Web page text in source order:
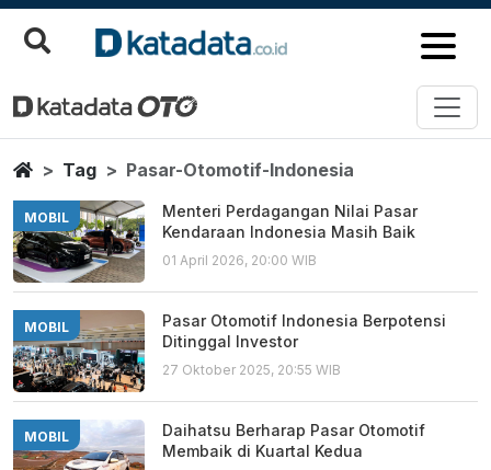
Pasar Otomotif Indonesia
Berita Terbaru
HomeTag Pasar-Otomotif-Indonesia
MOBIL
Menteri Perdagangan Nilai Pasar
Kendaraan Indonesia Masih Baik
01 April 2026, 20:00 WIB
MOBIL
Pasar Otomotif Indonesia Berpotensi
Ditinggal Investor
27 Oktober 2025, 20:55 WIB
MOBIL
Daihatsu Berharap Pasar Otomotif
Membaik di Kuartal Kedua